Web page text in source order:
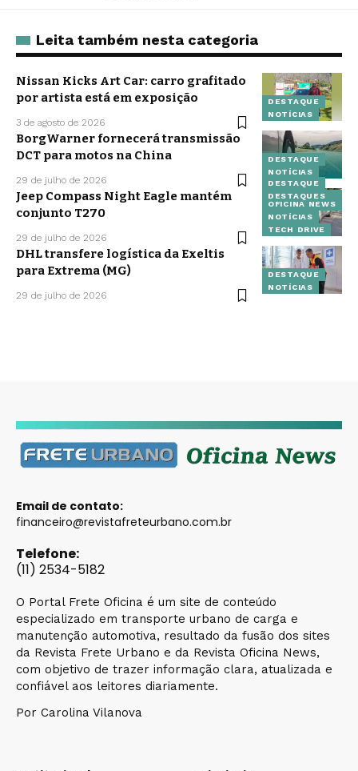
Leita também nesta categoria
DESTAQUE
NOTÍCIAS
Nissan Kicks Art Car: carro grafitado
por artista está em exposição
3 de agosto de 2026
DESTAQUE
NOTÍCIAS
BorgWarner fornecerá transmissão
DCT para motos na China
29 de julho de 2026
DESTAQUE
DESTAQUES
OFICINA NEWS
NOTÍCIAS
TECH DRIVE
Jeep Compass Night Eagle mantém
conjunto T270
29 de julho de 2026
DESTAQUE
NOTÍCIAS
DHL transfere logística da Exeltis
para Extrema (MG)
29 de julho de 2026
Email de contato:
financeiro@revistafreteurbano.com.br
Telefone:
(11) 2534-5182
O Portal Frete Oficina é um site de conteúdo
especializado em transporte urbano de carga e
manutenção automotiva, resultado da fusão dos sites
da Revista Frete Urbano e da Revista Oficina News,
com objetivo de trazer informação clara, atualizada e
confiável aos leitores diariamente.
Por Carolina Vilanova